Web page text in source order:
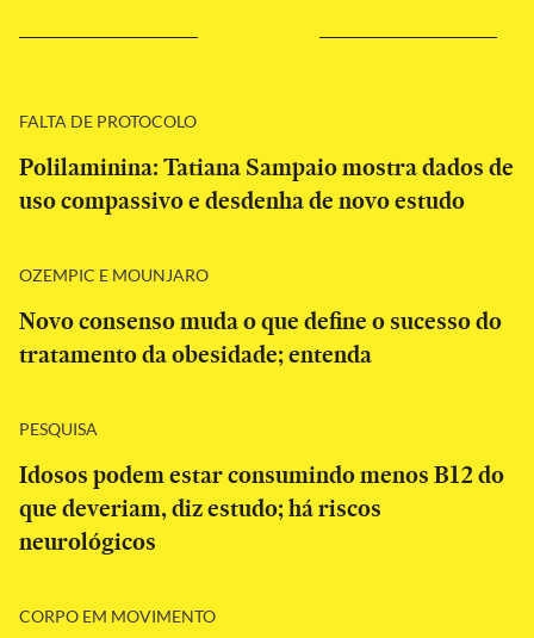
FALTA DE PROTOCOLO
Polilaminina: Tatiana Sampaio mostra dados de
uso compassivo e desdenha de novo estudo
OZEMPIC E MOUNJARO
Novo consenso muda o que define o sucesso do
tratamento da obesidade; entenda
PESQUISA
Idosos podem estar consumindo menos B12 do
que deveriam, diz estudo; há riscos
neurológicos
CORPO EM MOVIMENTO